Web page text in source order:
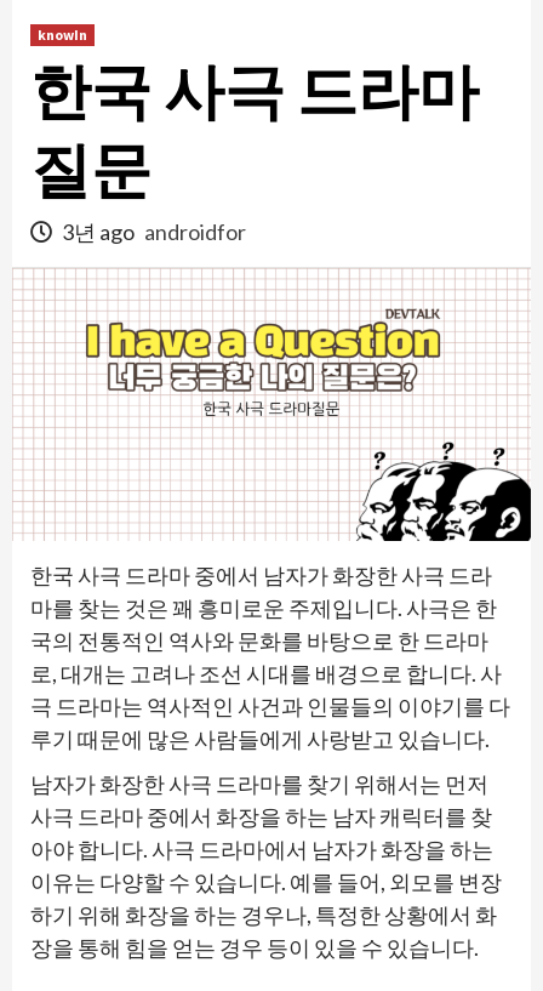
knowIn
한국 사극 드라마
질문
3년 ago androidfor
한국 사극 드라마 중에서 남자가 화장한 사극 드라
마를 찾는 것은 꽤 흥미로운 주제입니다. 사극은 한
국의 전통적인 역사와 문화를 바탕으로 한 드라마
로, 대개는 고려나 조선 시대를 배경으로 합니다. 사
극 드라마는 역사적인 사건과 인물들의 이야기를 다
루기 때문에 많은 사람들에게 사랑받고 있습니다.
남자가 화장한 사극 드라마를 찾기 위해서는 먼저
사극 드라마 중에서 화장을 하는 남자 캐릭터를 찾
아야 합니다. 사극 드라마에서 남자가 화장을 하는
이유는 다양할 수 있습니다. 예를 들어, 외모를 변장
하기 위해 화장을 하는 경우나, 특정한 상황에서 화
장을 통해 힘을 얻는 경우 등이 있을 수 있습니다.